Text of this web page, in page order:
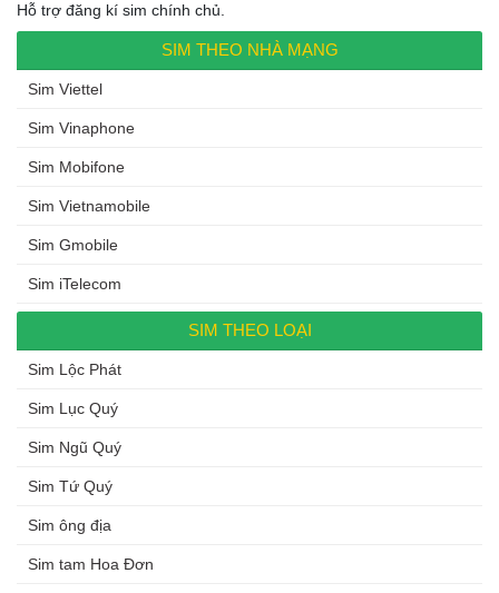
Hỗ trợ đăng kí sim chính chủ.
SIM THEO NHÀ MẠNG
Sim Viettel
Sim Vinaphone
Sim Mobifone
Sim Vietnamobile
Sim Gmobile
Sim iTelecom
SIM THEO LOẠI
Sim Lộc Phát
Sim Lục Quý
Sim Ngũ Quý
Sim Tứ Quý
Sim ông địa
Sim tam Hoa Đơn